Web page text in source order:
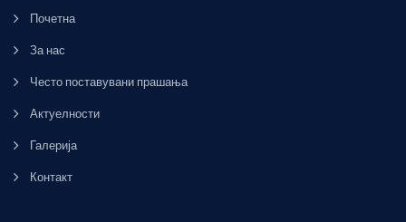
Почетна
За нас
Често поставувани прашања
Актуелности
Галерија
Контакт